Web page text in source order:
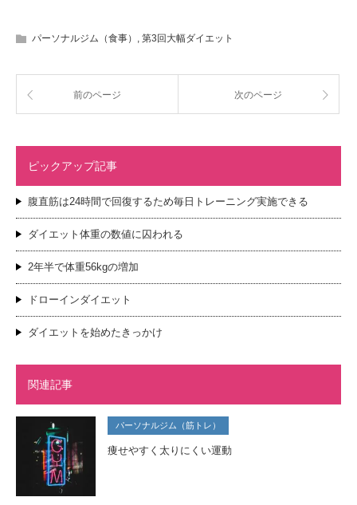
パーソナルジム（食事） , 第3回大幅ダイエット
前のページ 次のページ
ピックアップ記事
腹直筋は24時間で回復するため毎日トレーニング実施できる
ダイエット体重の数値に囚われる
2年半で体重56kgの増加
ドローインダイエット
ダイエットを始めたきっかけ
関連記事
パーソナルジム（筋トレ）
痩せやすく太りにくい運動